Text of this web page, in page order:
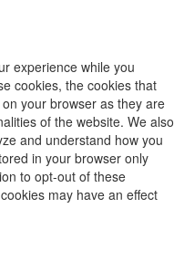
experience while you
cookies, the cookies that
your browser as they are
of the website. We also
and understand how you
in your browser only
to opt-out of these
may have an effect